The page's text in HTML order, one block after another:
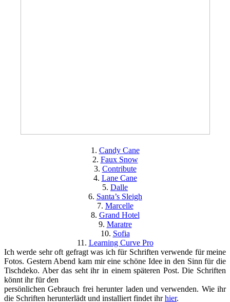
1. Candy Cane
2. Faux Snow
3. Contribute
4. Lane Cane
5. Dalle
6. Santa’s Sleigh
7. Marcelle
8. Grand Hotel
9. Maratre
10. Sofia
11. Learning Curve Pro
Ich werde sehr oft gefragt was ich für Schriften verwende für meine
Fotos. Gestern Abend kam mir eine schöne Idee in den Sinn für die
Tischdeko. Aber das seht ihr in einem späteren Post. Die Schriften
könnt ihr für den
persönlichen Gebrauch frei herunter laden und verwenden. Wie ihr
die Schriften herunterlädt und installiert findet ihrhier.